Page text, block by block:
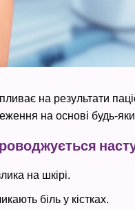
на результати
на основі будь-
на шкірі.
біль у кістках.